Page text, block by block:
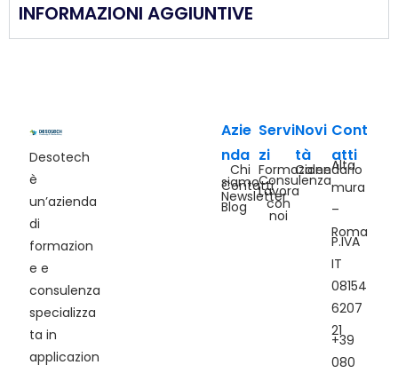
INFORMAZIONI AGGIUNTIVE
Desotech
è
un’azienda
di
formazion
e e
consulenza
specializza
ta in
applicazion
Azie
nda
Chi
siamo
Contatti
Newsletter
Blog
Servi
zi
Formazione
Consulenza
Lavora
con
noi
Novi
tà
Calendario
Cont
atti
Alta
mura
–
Roma
P.IVA
IT
08154
6207
21
+39
080